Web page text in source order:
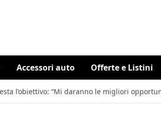
Accessori auto Offerte e Listini
l’obiettivo: “Mi daranno le migliori